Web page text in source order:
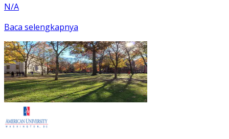
N/A
Baca selengkapnya